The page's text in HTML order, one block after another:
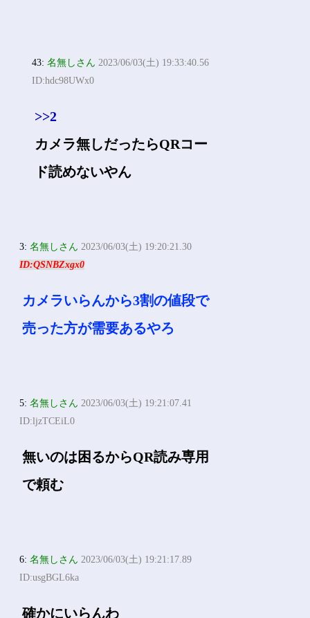
43:名無しさん 2023/06/03(土) 19:33:40.56
ID:hdc98UWx0
>>2
カメラ無しだったらQRコー
ド読めないやん
3:名無しさん 2023/06/03(土) 19:20:21.30
ID:QSNBZxgx0
カメラいらんから3割の値段で
売った方が需要あるやろ
5:名無しさん 2023/06/03(土) 19:21:07.41
ID:ljzTCEiL0
無いのは困るからQR読み専用
で頼む
6:名無しさん 2023/06/03(土) 19:21:17.89
ID:usgBGL6ka
確かにいらんわ